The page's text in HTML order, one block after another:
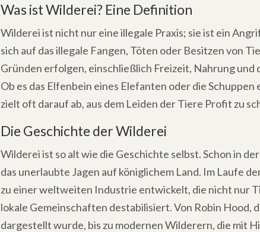
Was ist Wilderei? Eine Definition
Wilderei ist nicht nur eine illegale Praxis; sie ist ein
sich auf das illegale Fangen, Töten oder Besitzen von
Gründen erfolgen, einschließlich Freizeit, Nahrung und
Ob es das Elfenbein eines Elefanten oder die Schuppen
zielt oft darauf ab, aus dem Leiden der Tiere Profit zu
Die Geschichte der Wilderei
Wilderei ist so alt wie die Geschichte selbst. Schon in
das unerlaubte Jagen auf königlichem Land. Im Laufe
zu einer weltweiten Industrie entwickelt, die nicht nur
lokale Gemeinschaften destabilisiert. Von Robin Hood,
dargestellt wurde, bis zu modernen Wilderern, die mit